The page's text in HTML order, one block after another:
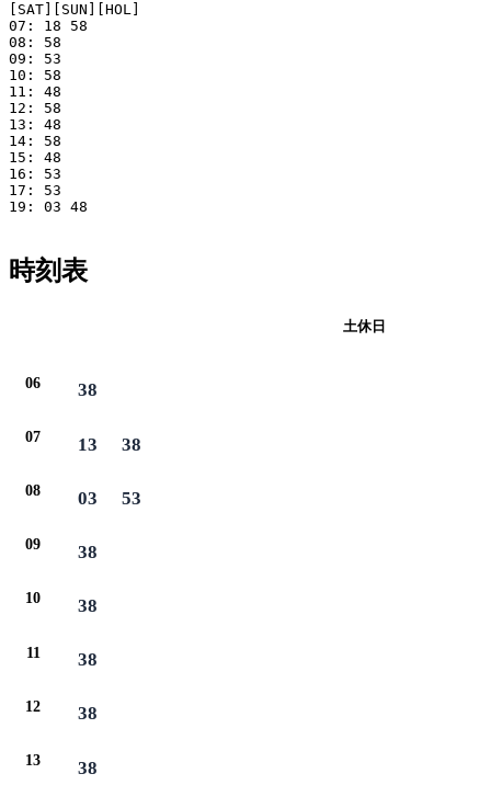
[SAT][SUN][HOL]
07: 18 58
08: 58
09: 53
10: 58
11: 48
12: 58
13: 48
14: 58
15: 48
16: 53
17: 53
19: 03 48
時刻表
土休日
06 38
07 13 38
08 03 53
09 38
10 38
11 38
12 38
13 38